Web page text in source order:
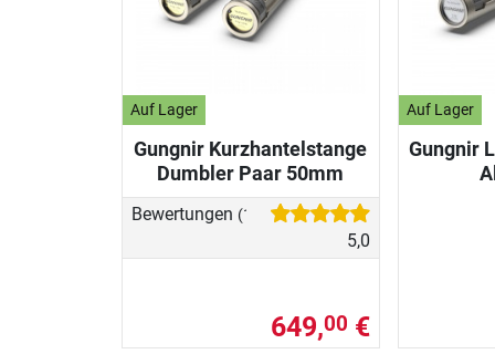
Auf Lager
Gungnir Kurzhantelstange
Dumbler Paar 50mm
Bewertungen (1)
5,0
649,00 €
Auf Lager
Gungnir